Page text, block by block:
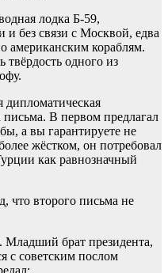
лодка Б-59,
без связи с Москвой, едва
американским кораблям.
твёрдость одного из
В первом предлагал
а вы гарантируете не
жёстком, он потребовал
как равнозначный
что второго письма не
брат президента,
с советским послом